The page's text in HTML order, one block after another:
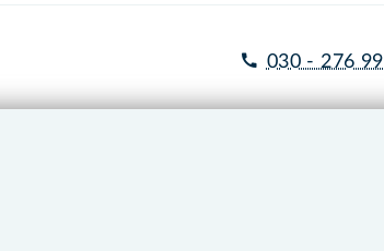
030 - 276